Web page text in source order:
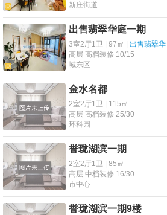
新庄街道
出售翡翠华庭一期
3室2厅1卫 | 97㎡ | 出售翡翠华
高层 高档装修 10/15
城东区
金水名都
2室2厅1卫 | 115㎡
高层 高档装修 25/30
环科园
誉珑湖滨一期
2室2厅1卫 | 85㎡
高层 中档装修 16/30
市中心
誉珑湖滨一期9楼